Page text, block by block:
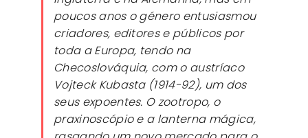
poucos anos o género entusiasmou
criadores, editores e públicos por
toda a Europa, tendo na
Checoslováquia, com o austríaco
Vojteck Kubasta (1914-92), um dos
seus expoentes. O zootropo, o
praxinoscópio e a lanterna mágica,